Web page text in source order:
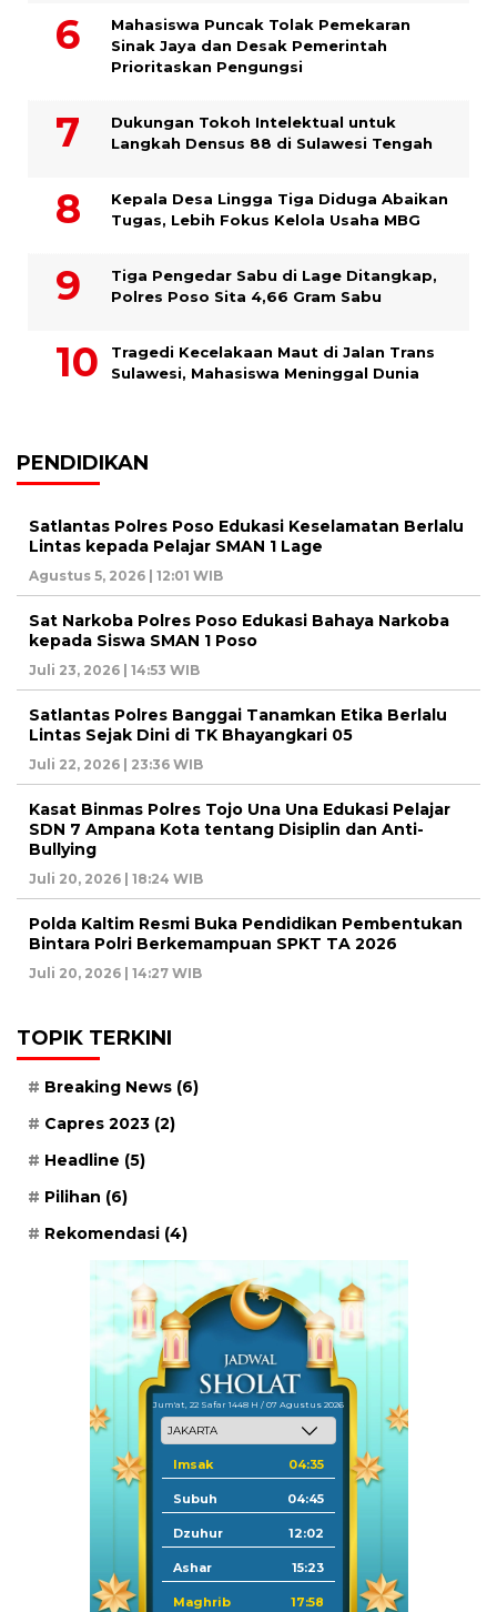
Mahasiswa Puncak Tolak Pemekaran
Sinak Jaya dan Desak Pemerintah
Prioritaskan Pengungsi
Dukungan Tokoh Intelektual untuk
Langkah Densus 88 di Sulawesi Tengah
Kepala Desa Lingga Tiga Diduga Abaikan
Tugas, Lebih Fokus Kelola Usaha MBG
Tiga Pengedar Sabu di Lage Ditangkap,
Polres Poso Sita 4,66 Gram Sabu
Tragedi Kecelakaan Maut di Jalan Trans
Sulawesi, Mahasiswa Meninggal Dunia
PENDIDIKAN
Satlantas Polres Poso Edukasi Keselamatan Berlalu
Lintas kepada Pelajar SMAN 1 Lage
Agustus 5, 2026 | 12:01 WIB
Sat Narkoba Polres Poso Edukasi Bahaya Narkoba
kepada Siswa SMAN 1 Poso
Juli 23, 2026 | 14:53 WIB
Satlantas Polres Banggai Tanamkan Etika Berlalu
Lintas Sejak Dini di TK Bhayangkari 05
Juli 22, 2026 | 23:36 WIB
Kasat Binmas Polres Tojo Una Una Edukasi Pelajar
SDN 7 Ampana Kota tentang Disiplin dan Anti-
Bullying
Juli 20, 2026 | 18:24 WIB
Polda Kaltim Resmi Buka Pendidikan Pembentukan
Bintara Polri Berkemampuan SPKT TA 2026
Juli 20, 2026 | 14:27 WIB
TOPIK TERKINI
Breaking News (6)
Capres 2023 (2)
Headline (5)
Pilihan (6)
Rekomendasi (4)
Jum'at, 22 Safar 1448 H / 07 Agustus 2026
Imsak 04:35
Subuh 04:45
Dzuhur 12:02
Ashar 15:23
Maghrib 17:58